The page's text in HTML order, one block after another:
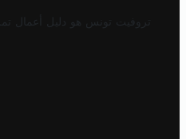
تروفيت تونس هو دليل أعمال